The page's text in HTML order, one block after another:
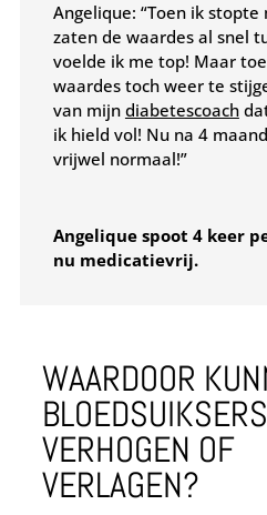
Angelique: “Toen ik
zaten de waardes al snel
voelde ik me top! Maar
waardes toch weer te
van mijn diabetescoach
ik hield vol! Nu na 4
vrijwel normaal!”
Angelique spoot 4 keer
nu medicatievrij.
WAARDOOR
BLOEDSUIKSERS
VERHOGEN OF
VERLAGEN?